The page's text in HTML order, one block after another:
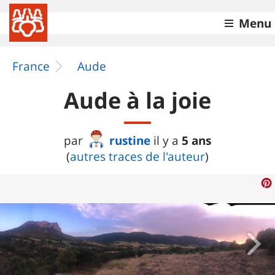
Menu
France Aude
Aude à la joie
par rustine il y a 5 ans
(autres traces de l'auteur)